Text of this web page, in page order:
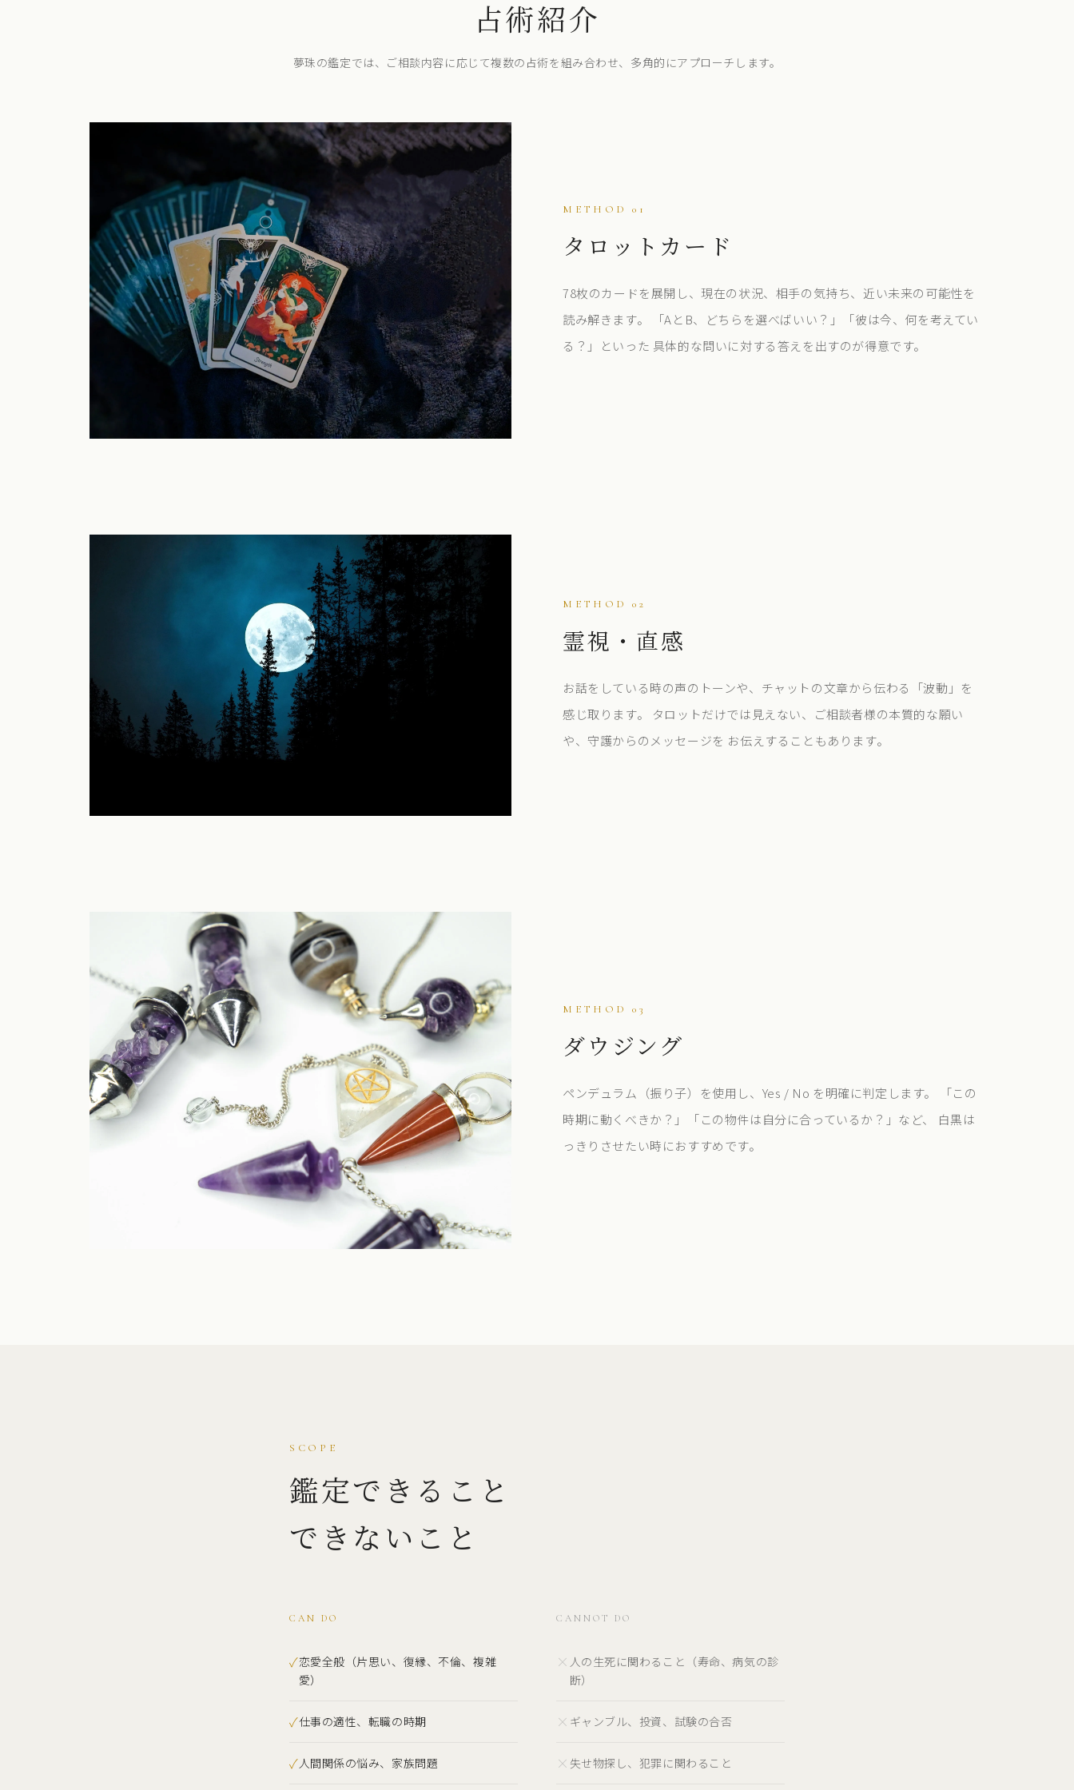
占術紹介
夢珠の鑑定では、ご相談内容に応じて複数の占術を組み合わせ、多角的にアプローチします。
METHOD 01
タロットカード
78枚のカードを展開し、現在の状況、相手の気持ち、近い未来の可能性を
読み解きます。 「AとB、どちらを選べばいい？」「彼は今、何を考えてい
る？」といった 具体的な問いに対する答えを出すのが得意です。
METHOD 02
霊視・直感
お話をしている時の声のトーンや、チャットの文章から伝わる「波動」を
感じ取ります。 タロットだけでは見えない、ご相談者様の本質的な願い
や、守護からのメッセージを お伝えすることもあります。
METHOD 03
ダウジング
ペンデュラム（振り子）を使用し、Yes / No を明確に判定します。 「この
時期に動くべきか？」「この物件は自分に合っているか？」など、 白黒は
っきりさせたい時におすすめです。
SCOPE
鑑定できること
できないこと
CAN DO
✓恋愛全般（片思い、復縁、不倫、複雑
愛）
✓仕事の適性、転職の時期
✓人間関係の悩み、家族問題
CANNOT DO
× 人の生死に関わること（寿命、病気の診
断）
× ギャンブル、投資、試験の合否
× 失せ物探し、犯罪に関わること